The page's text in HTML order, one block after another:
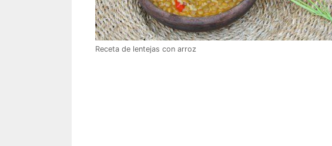
Receta de lentejas con arroz